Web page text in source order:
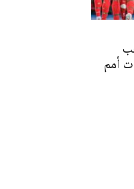
أمم